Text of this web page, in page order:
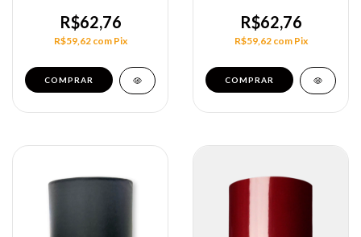
R$62,76
R$59,62 com Pix
COMPRAR
R$62,76
R$59,62 com Pix
COMPRAR